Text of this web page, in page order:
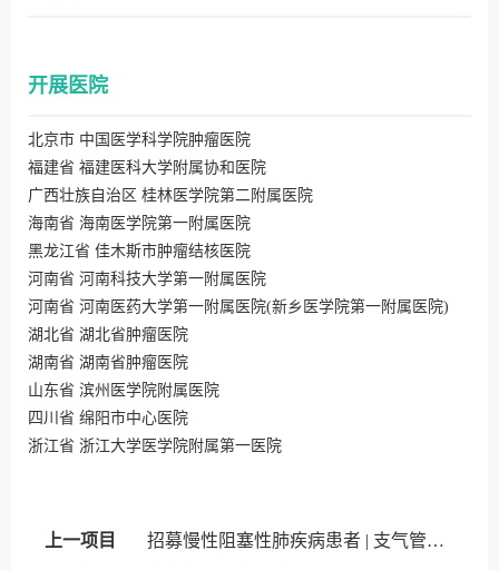
开展医院
北京市 中国医学科学院肿瘤医院
福建省 福建医科大学附属协和医院
广西壮族自治区 桂林医学院第二附属医院
海南省 海南医学院第一附属医院
黑龙江省 佳木斯市肿瘤结核医院
河南省 河南科技大学第一附属医院
河南省 河南医药大学第一附属医院(新乡医学院第一附属医院)
湖北省 湖北省肿瘤医院
湖南省 湖南省肿瘤医院
山东省 滨州医学院附属医院
四川省 绵阳市中心医院
浙江省 浙江大学医学院附属第一医院
上一项目 招募慢性阻塞性肺疾病患者 | 支气管内活瓣